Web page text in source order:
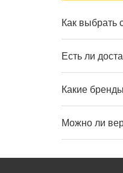
Как выбрать
Есть ли
Какие
Можно ли